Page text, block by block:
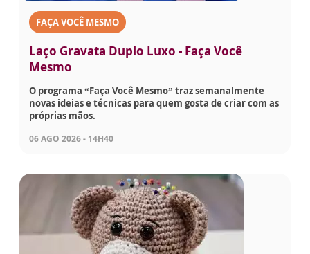
FAÇA VOCÊ MESMO
Laço Gravata Duplo Luxo - Faça Você
Mesmo
O programa “Faça Você Mesmo” traz semanalmente
novas ideias e técnicas para quem gosta de criar com as
próprias mãos.
06 AGO 2026 - 14H40